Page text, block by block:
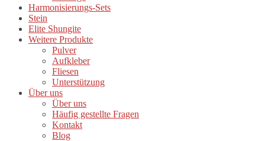
Harmonisierungs-Sets
Stein
Elite Shungite
Weitere Produkte
Pulver
Aufkleber
Fliesen
Unterstützung
Über uns
Über uns
Häufig gestellte Fragen
Kontakt
Blog